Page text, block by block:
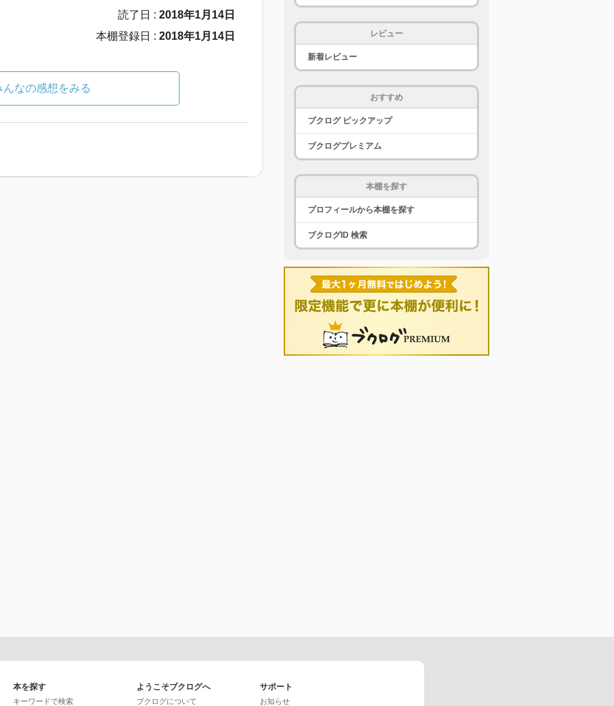
読了日 : 2018年1月14日
本棚登録日 : 2018年1月14日
んなの感想をみる
レビュー
新着レビュー
おすすめ
ブクログ ピックアップ
ブクログプレミアム
本棚を探す
プロフィールから本棚を探す
ブクログID 検索
本を探す
キーワードで検索
ようこそブクログへ
ブクログについて
サポート
お知らせ